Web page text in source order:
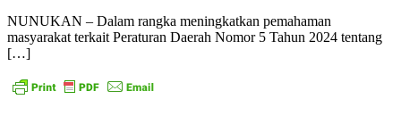
NUNUKAN – Dalam rangka meningkatkan pemahaman
masyarakat terkait Peraturan Daerah Nomor 5 Tahun 2024 tentang
[…]